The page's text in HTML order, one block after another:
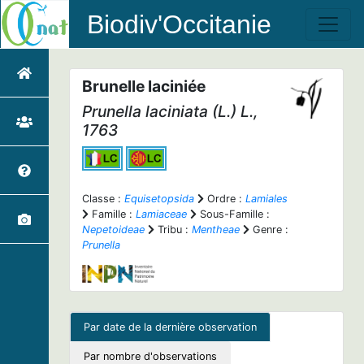
Biodiv'Occitanie
Brunelle laciniée
Prunella laciniata (L.) L.,
1763
Classe : Equisetopsida Ordre : Lamiales
Famille : Lamiaceae
Sous-Famille :
Nepetoideae
Tribu : Mentheae
Genre :
Prunella
Par date de la dernière observation
Par nombre d'observations